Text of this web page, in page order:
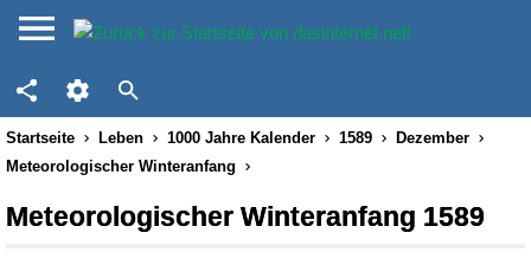
Startseite Leben 1000 Jahre Kalender 1589
Dezember
Meteorologischer Winteranfang
Meteorologischer Winteranfang 1589